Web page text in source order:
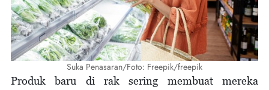
Suka Penasaran/Foto: Freepik/freepik
Produk baru di rak sering membuat mereka